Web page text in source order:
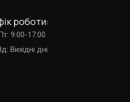
роботи:
9:00-17:00
Вихідні дні